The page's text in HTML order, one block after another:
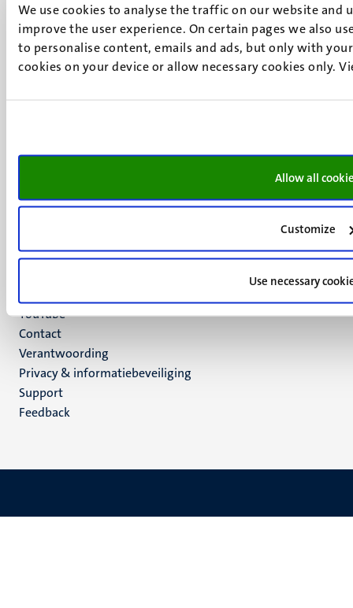
We use cookies to analyse the traffic on our website and
improve the user experience. On certain pages we also
to personalise content, emails and ads, but only with
cookies on your device or allow necessary cookies only.
Allow all
Customize
Use necessary
UM visiting address
Minderbroedersberg 4-6
6211 LK
P.O. Box 616
Maastricht
Social
Instagram
YouTube
Menu
footer
(NL)
Contact
Verantwoording
Privacy & informatiebeveiliging
Support
Feedback